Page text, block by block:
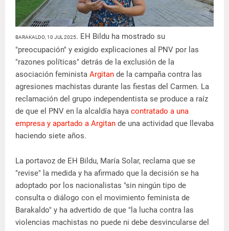
BARAKALDO, 10 JUL 2025. EH Bildu ha mostrado su
"preocupación" y exigido explicaciones al PNV por las
"razones políticas" detrás de la exclusión de la
asociación feminista Argitan de la campaña contra las
agresiones machistas durante las fiestas del Carmen. La
reclamación del grupo independentista se produce a raíz
de que el PNV en la alcaldía haya contratado a una
empresa y apartado a Argitan de una actividad que llevaba
haciendo siete años.
La portavoz de EH Bildu, María Solar, reclama que se
"revise" la medida y ha afirmado que la decisión se ha
adoptado por los nacionalistas "sin ningún tipo de
consulta o diálogo con el movimiento feminista de
Barakaldo" y ha advertido de que "la lucha contra las
violencias machistas no puede ni debe desvincularse del